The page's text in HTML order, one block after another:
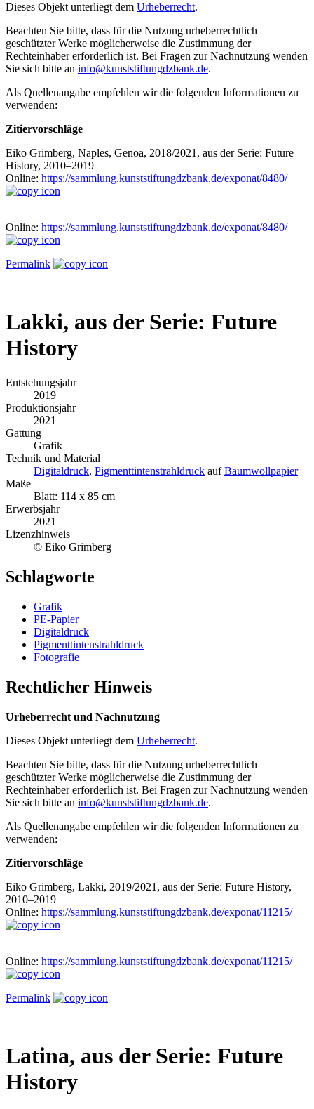
Dieses Objekt unterliegt dem Urheberrecht.
Beachten Sie bitte, dass für die Nutzung urheberrechtlich
geschützter Werke möglicherweise die Zustimmung der
Rechteinhaber erforderlich ist. Bei Fragen zur Nachnutzung wenden
Sie sich bitte an info@kunststiftungdzbank.de.
Als Quellenangabe empfehlen wir die folgenden Informationen zu
verwenden:
Zitiervorschläge
Eiko Grimberg, Naples, Genoa, 2018/2021, aus der Serie: Future
History, 2010–2019
Online: https://sammlung.kunststiftungdzbank.de/exponat/8480/
Online: https://sammlung.kunststiftungdzbank.de/exponat/8480/
Permalink
Lakki, aus der Serie: Future
History
Entstehungsjahr
2019
Produktionsjahr
2021
Gattung
Grafik
Technik und Material
Digitaldruck, Pigmenttintenstrahldruck aufBaumwollpapier
Maße
Blatt: 114 x 85 cm
Erwerbsjahr
2021
Lizenzhinweis
© Eiko Grimberg
Schlagworte
Grafik
PE-Papier
Digitaldruck
Pigmenttintenstrahldruck
Fotografie
Rechtlicher Hinweis
Urheberrecht und Nachnutzung
Dieses Objekt unterliegt dem Urheberrecht.
Beachten Sie bitte, dass für die Nutzung urheberrechtlich
geschützter Werke möglicherweise die Zustimmung der
Rechteinhaber erforderlich ist. Bei Fragen zur Nachnutzung wenden
Sie sich bitte an info@kunststiftungdzbank.de.
Als Quellenangabe empfehlen wir die folgenden Informationen zu
verwenden:
Zitiervorschläge
Eiko Grimberg, Lakki, 2019/2021, aus der Serie: Future History,
2010–2019
Online: https://sammlung.kunststiftungdzbank.de/exponat/11215/
Online: https://sammlung.kunststiftungdzbank.de/exponat/11215/
Permalink
Latina, aus der Serie: Future
History